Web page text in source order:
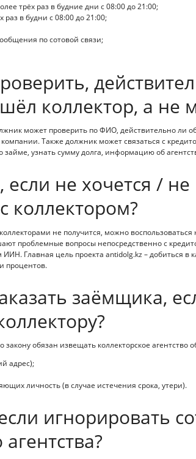
трёх раз в будние дни с 08:00 до 21:00;
раз в будни с 08:00 до 21:00;
по сотовой связи;
коллектор, а не
может проверить по ФИО, действительно ли
Также должник может связаться с
займе, узнать сумму долга, информацию об
не хочется / не
коллектором?
не получится, можно
проблемные вопросы непосредственно с
Главная цель проекта antidolg.kz – добиться в
процентов.
заёмщика,
закону обязан извещать коллекторское агентство
адрес);
личность (в случае истечения срока, утери).
игнорировать